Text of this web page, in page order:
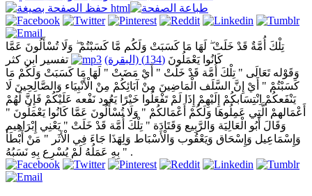
تِلْكَ أُمَّةٌ قَدْ خَلَتْ ۖ لَهَا مَا كَسَبَتْ وَلَكُم مَّا كَسَبْتُمْ ۖ وَلَا تُسْأَلُونَ عَمَّا
كَانُوا يَعْمَلُونَ (134) (البقرة)
تفسير ابن كثر
وَقَوْله تَعَالَى " تِلْكَ أُمَّة قَدْ خَلَتْ " أَيْ مَضَتْ " لَهَا مَا كَسَبَتْ وَلَكُمْ مَا
كَسَبْتُمْ " أَيْ إِنَّ السَّلَف الْمَاضِينَ مِنْ آبَائِكُمْ مِنْ الْأَنْبِيَاء وَالصَّالِحِينَ لَا
يَنْفَعكُمْ اِنْتِسَابكُمْ إِلَيْهِمْ إِذَا لَمْ تَفْعَلُوا خَيْرًا يَعُود نَفْعه عَلَيْكُمْ فَإِنَّ لَهُمْ
أَعْمَالهمْ الَّتِي عَمِلُوهَا وَلَكُمْ أَعْمَالكُمْ " وَلَا تُسْأَلُونَ عَمَّا كَانُوا يَعْمَلُونَ "
وَقَالَ أَبُو الْعَالِيَة وَالرَّبِيع وَقَتَادَة " تِلْكَ أُمَّة قَدْ خَلَتْ " يَعْنِي إِبْرَاهِيم
وَإِسْمَاعِيل وَإِسْحَاق وَيَعْقُوب وَالْأَسْبَاط وَلِهَذَا جَاءَ فِي الْأَثَر " مَنْ أَبْطَأَ
بِهِ عَمَلُهُ لَمْ يُسْرِع بِهِ نَسَبُهُ " .